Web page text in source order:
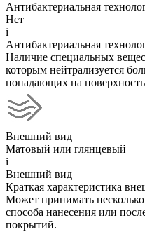
Антибактериальная
Нет
i
Антибактериальная
Наличие специальных
которым нейтрализуется
попадающих на
Внешний вид
Матовый или глянцевый
i
Внешний вид
Краткая характеристика
Может принимать
способа нанесения или
покрытий.